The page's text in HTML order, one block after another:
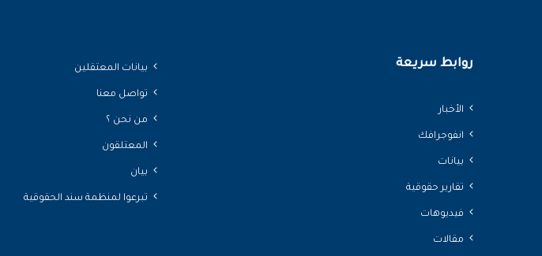
روابط سريعة
الأخبار
انفوجرافك
بيانات
تقارير حقوقية
فيديوهات
مقالات
بيانات المعتقلين
تواصل معنا
من نحن ؟
المعتلقون
بيان
تبرعوا لمنظمة سند الحقوقية